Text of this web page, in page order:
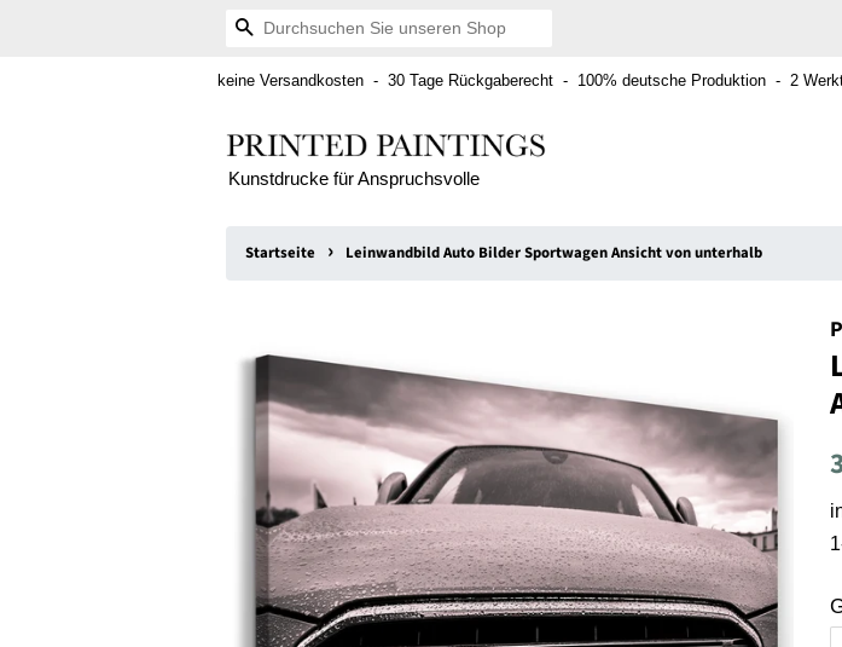
Suchen
keine Versandkosten - 30 Tage Rückgaberecht - 100% deutsche Produktion - 2
Kunstdrucke für Anspruchsvolle
Startseite › Leinwandbild Auto Bilder Sportwagen Ansicht von unterhalb